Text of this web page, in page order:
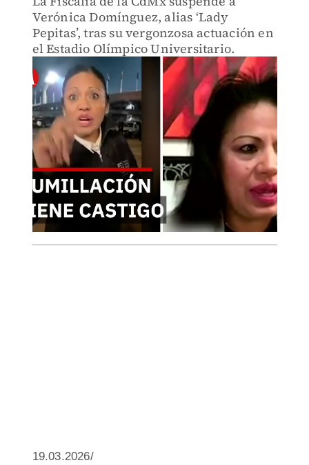
Verónica Domínguez, alias ‘Lady
Pepitas’, tras su vergonzosa actuación en
el Estadio Olímpico Universitario.
19.03.2026/